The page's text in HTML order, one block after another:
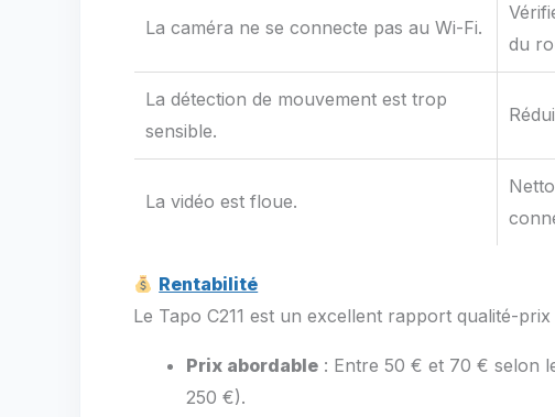
La caméra ne se connecte pas au Wi-Fi.
du
La détection de mouvement est trop
sensible.
La vidéo est floue.
Rentabilité
Le Tapo C211 est un excellent rapport qualité-
Prix abordable : Entre 50 € et 70 € selon
250 €).